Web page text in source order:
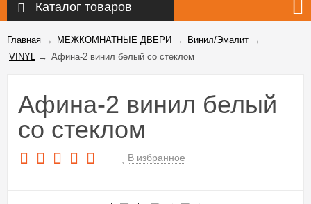
Каталог товаров
Главная → МЕЖКОМНАТНЫЕ ДВЕРИ → Винил/Эмалит →
VINYL → Афина-2 винил белый со стеклом
Афина-2 винил белый
со стеклом
В избранное